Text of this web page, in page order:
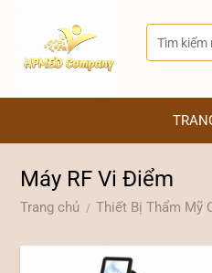
Tìm
kiếm:
Máy RF Vi Điểm
Trang chủ / Thiết Bị Thẩm Mỹ